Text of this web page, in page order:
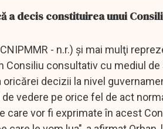
a decis constituirea unui
- n.r.) şi mai mulţi
consultativ cu mediul
decizii la nivel
vedere pe orice fel de act
care vor fi exprimate în acest